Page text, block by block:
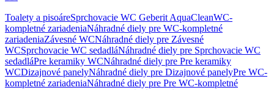
Toalety a pisoáreSprchovacie WC Geberit AquaCleanWC-
kompletné zariadeniaNáhradné diely pre WC-kompletné
zariadeniaZávesné WCNáhradné diely pre Závesné
WCSprchovacie WC sedadláNáhradné diely pre Sprchovacie WC
sedadláPre keramiky WCNáhradné diely pre Pre keramiky
WCDizajnové panelyNáhradné diely pre Dizajnové panelyPre WC-
kompletné zariadeniaNáhradné diely pre Pre WC-kompletné